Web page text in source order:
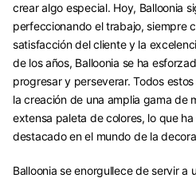
crear algo especial. Hoy, Balloonia
perfeccionando el trabajo, siempre
satisfacción del cliente y la
de los años, Balloonia se ha
progresar y perseverar. Todos
la creación de una amplia gama de
extensa paleta de colores, lo que
destacado en el mundo de la
Balloonia se enorgullece de servir a